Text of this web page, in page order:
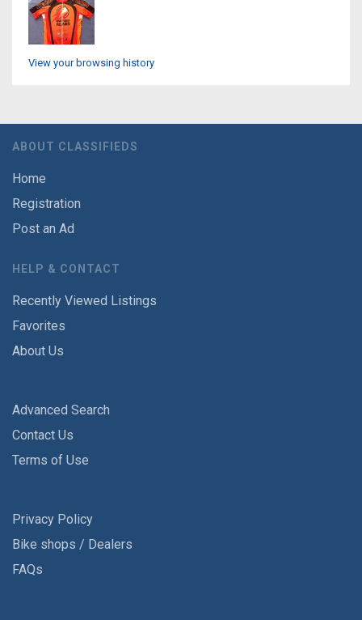
View your browsing history
ABOUT CLASSIFIEDS
Home
Registration
Post an Ad
HELP & CONTACT
Recently Viewed Listings
Favorites
About Us
Advanced Search
Contact Us
Terms of Use
Privacy Policy
Bike shops / Dealers
FAQs